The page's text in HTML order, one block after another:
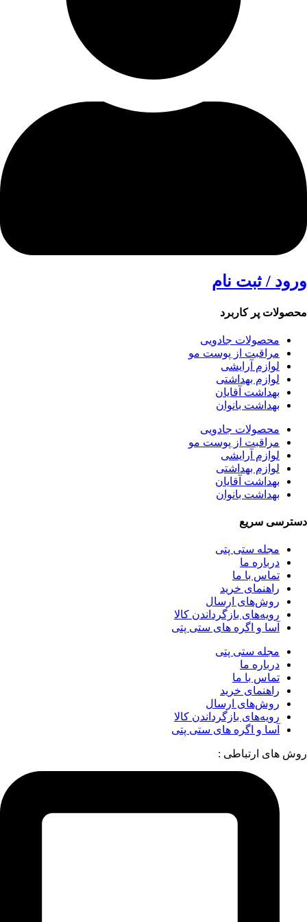
ورود / ثبت نام
محصولات پر کاربرد
محصولات جادویی
مراقبت از پوست مو
لوازم آرایشی
لوازم بهداشتی
بهداشت آقایان
بهداشت بانوان
محصولات جادویی
مراقبت از پوست مو
لوازم آرایشی
لوازم بهداشتی
بهداشت آقایان
بهداشت بانوان
دسترسی سریع
مجله ستی پتی
درباره ما
تماس با ما
راهنمای خرید
روش‌های ارسال
رویه‌های بازگرداندن کالا
آسا و اگره های ستی پتی
مجله ستی پتی
درباره ما
تماس با ما
راهنمای خرید
روش‌های ارسال
رویه‌های بازگرداندن کالا
آسا و اگره های ستی پتی
روش های ارتباطی :